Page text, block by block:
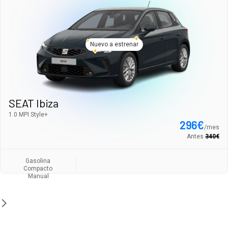
Nuevo a estrenar
SEAT Ibiza
1.0 MPI Style+
296€/mes
Antes 340€
Gasolina
Compacto
Manual